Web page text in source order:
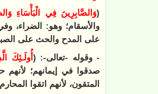
(وَالصَّابِرِينَ فِي الْبَأْسَاءِ
والأسقام؛ وهو: الضراء،
على المدح والحث على
- وقوله -تعالى-: ( أُولَـئِكَ
صدقوا في إيمانهم؛ لأنهم
المتقون، لأنهم اتقوا